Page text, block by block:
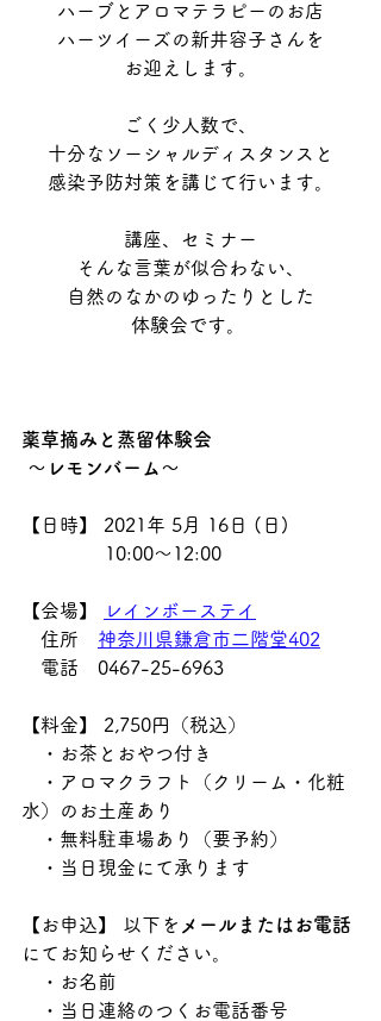
ハーブとアロマテラピーのお店
ハーツイーズの新井容子さんを
お迎えします。
ごく少人数で、
十分なソーシャルディスタンスと
感染予防対策を講じて行います。
講座、セミナー
そんな言葉が似合わない、
自然のなかのゆったりとした
体験会です。
薬草摘みと蒸留体験会
～レモンバーム～
【日時】 2021年 5月 16日 (日)
              10:00～12:00
【会場】
レインボーステイ
住所 神奈川県鎌倉市二階堂402
電話　0467-25-6963
【料金】 2,750円（税込）
・お茶とおやつ付き
・アロマクラフト（クリーム・化粧
水）のお土産あり
・無料駐車場あり（要予約）
・当日現金にて承ります
【お申込】 以下を メールまたはお電話
にてお知らせください。
・お名前
・当日連絡のつくお電話番号